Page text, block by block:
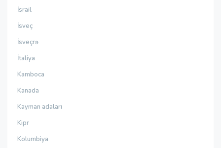
İsrail
İsveç
İsveçrə
İtaliya
Kamboca
Kanada
Kayman adaları
Kipr
Kolumbiya